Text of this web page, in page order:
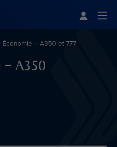
Économie – A350 et 777
– A350